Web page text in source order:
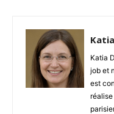
Katia
job et
est